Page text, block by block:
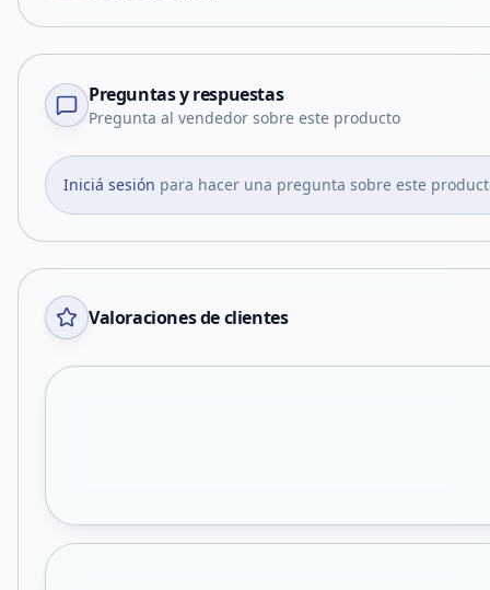
Preguntas y respuestas
Pregunta al vendedor sobre este producto
Iniciá sesión para hacer una pregunta sobre este
Valoraciones de clientes